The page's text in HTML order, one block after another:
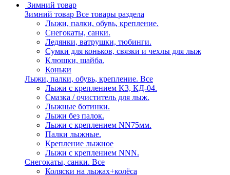
Зимний товар
Зимний товар Все товары раздела
Лыжи, палки, обувь, крепление.
Снегокаты, санки.
Ледянки, ватрушки, тюбинги.
Сумки для коньков, связки и чехлы для лыж
Клюшки, шайба.
Коньки
Лыжи, палки, обувь, крепление. Все
Лыжи с креплением K3, КД-04.
Смазка / очиститель для лыж.
Лыжные ботинки.
Лыжи без палок.
Лыжи с креплением NN75мм.
Палки лыжные.
Крепление лыжное
Лыжи с креплением NNN.
Снегокаты, санки. Все
Коляски на лыжах+колёса